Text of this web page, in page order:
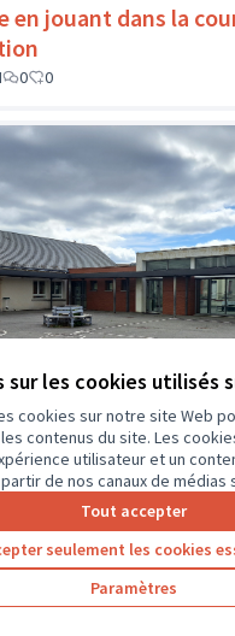
les cookies utilisés
cookies sur notre site Web
contenus du site. Les
utilisateur et un
de nos canaux de médias
Tout accepter
seulement les cookies
Paramètres
en jouant dans la
0 0
ombragés et
détentes dans la